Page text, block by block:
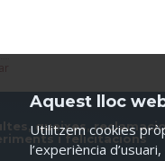
queixes,
i felicitacions
Aquest lloc
Utilitzem cookies
l’experiència